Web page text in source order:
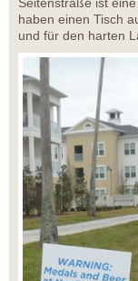
haben einen Tisch
und für den harten